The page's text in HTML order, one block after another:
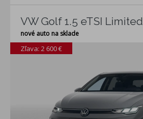
VW Golf 1.5 eTSI Limited
nové auto na sklade
Zľava: 2 600 €